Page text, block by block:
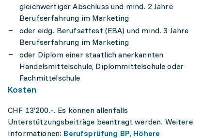
gleichwertiger Abschluss und mind. 2 Jahre
Berufserfahrung im Marketing
oder eidg. Berufsattest (EBA) und mind. 3 Jahre
Berufserfahrung im Marketing
oder Diplom einer staatlich anerkannten
Handelsmittelschule, Diplommittelschule oder
Fachmittelschule
Kosten
CHF 13’200.-. Es können allenfalls
Unterstützungsbeiträge beantragt werden. Weitere
Informationen: Berufsprüfung BP, Höhere